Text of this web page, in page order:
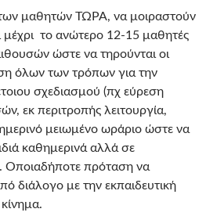
μαθητών ΤΩΡΑ, να μοιραστούν
μέχρι το ανώτερο 12-15 μαθητές
ώστε να τηρούνται οι
όλων των τρόπων για την
σχεδιασμού (πχ εύρεση
εκ περιτροπής λειτουργία,
μειωμένο ωράριο ώστε να
καθημερινά αλλά σε
Οποιαδήποτε πρόταση να
διάλογο με την εκπαιδευτική